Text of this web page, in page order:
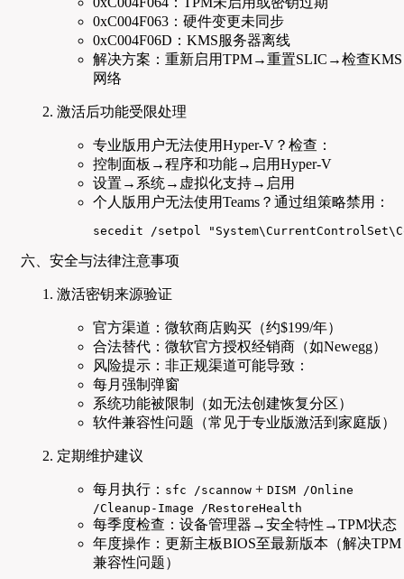
0xC004F063：硬件变更未同步
0xC004F06D：KMS服务器离线
解决方案：重新启用TPM→重置SLIC→检查KMS
网络
激活后功能受限处理
专业版用户无法使用Hyper-V？检查：
控制面板→程序和功能→启用Hyper-V
设置→系统→虚拟化支持→启用
个人版用户无法使用Teams？通过组策略禁用：
secedit /setpol
六、安全与法律注意事项
激活密钥来源验证
官方渠道：微软商店购买（约$199/年）
合法替代：微软官方授权经销商（如Newegg）
风险提示：非正规渠道可能导致：
每月强制弹窗
系统功能被限制（如无法创建恢复分区）
软件兼容性问题（常见于专业版激活到家庭版）
定期维护建议
每月执行： sfc /scannow + DISM /Online
/Cleanup-Image /RestoreHealth
每季度检查：设备管理器→安全特性→TPM状态
年度操作：更新主板BIOS至最新版本（解决TPM
兼容性问题）